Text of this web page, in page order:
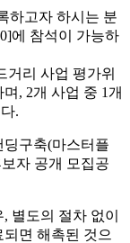
하고자 하시는 분
에 참석이 가능하
거리 사업 평가위
, 2개 사업 중 1개
.
별도의 절차 없이
면 해촉된 것으